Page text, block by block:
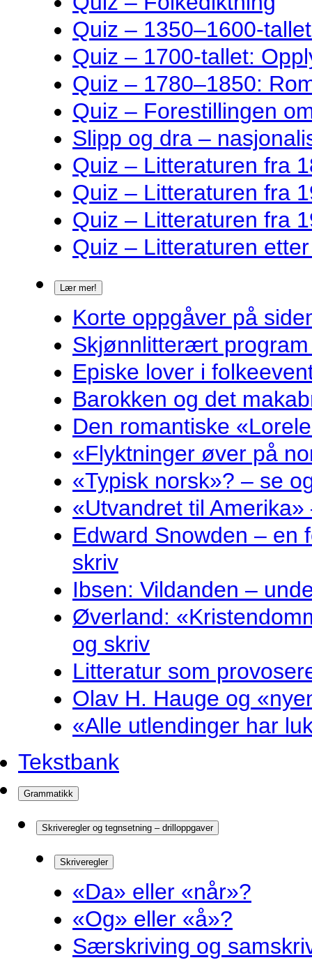
Quiz – 1350–1600-
Quiz – 1700-tallet:
Quiz – 1780–1850:
Quiz – Forestillingen
Slipp og dra –
Quiz – Litteraturen fra
Quiz – Litteraturen fra
Quiz – Litteraturen fra
Quiz – Litteraturen
Lær mer!
Korte oppgåver på
Skjønnlitterært
Episke lover i
Barokken og det
Den romantiske
«Flyktninger øver på
«Typisk norsk»? – se
«Utvandret til
Edward Snowden – en
skriv
Ibsen: Vildanden –
Øverland:
og skriv
Litteratur som
Olav H. Hauge og
«Alle utlendinger har
Tekstbank
Grammatikk
Skriveregler og tegnsetning – drilloppgaver
Skriveregler
«Da» eller «når»?
«Og» eller «å»?
Særskriving og